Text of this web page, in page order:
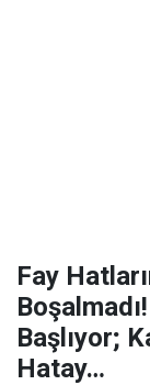
Fay
Başlıyor;
Hatay…